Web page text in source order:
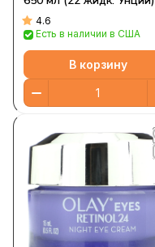
4.6
Есть в наличии в США
В корзину